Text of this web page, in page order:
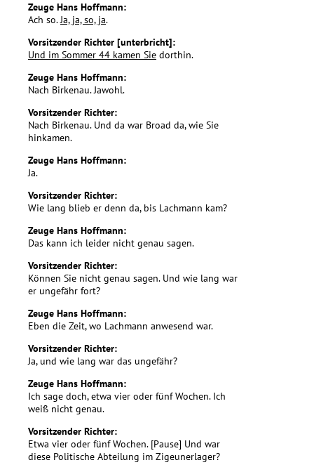
Zeuge Hans Hoffmann:
Ach so.Ja, ja, so, ja.
Vorsitzender Richter [unterbricht]:
Und im Sommer 44 kamen Sie dorthin.
Zeuge Hans Hoffmann:
Nach Birkenau. Jawohl.
Vorsitzender Richter:
Nach Birkenau. Und da war Broad da, wie Sie
hinkamen.
Zeuge Hans Hoffmann:
Ja.
Vorsitzender Richter:
Wie lang blieb er denn da, bis Lachmann kam?
Zeuge Hans Hoffmann:
Das kann ich leider nicht genau sagen.
Vorsitzender Richter:
Können Sie nicht genau sagen. Und wie lang war
er ungefähr fort?
Zeuge Hans Hoffmann:
Eben die Zeit, wo Lachmann anwesend war.
Vorsitzender Richter:
Ja, und wie lang war das ungefähr?
Zeuge Hans Hoffmann:
Ich sage doch, etwa vier oder fünf Wochen. Ich
weiß nicht genau.
Vorsitzender Richter:
Etwa vier oder fünf Wochen. [Pause] Und war
diese Politische Abteilung im Zigeunerlager?